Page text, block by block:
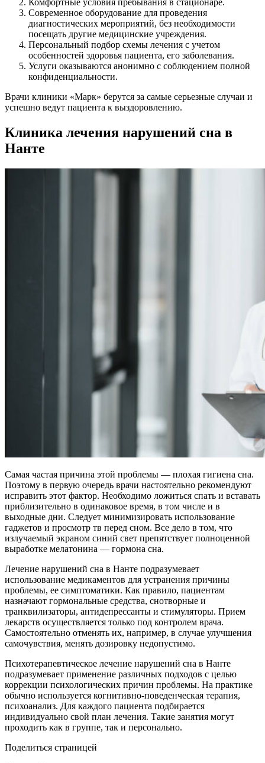
Комфортные условия пребывания в стационаре.
Современное оборудование для проведения
диагностических мероприятий, без необходимости
посещать другие медицинские учреждения.
Персональный подбор схемы лечения с учетом
особенностей здоровья пациента, его заболевания.
Услуги оказываются анонимно с соблюдением полной
конфиденциальности.
Врачи клиники «Марк» берутся за самые серьезные случаи и
успешно ведут пациента к выздоровлению.
Клиника лечения нарушений сна в
Нанте
Самая частая причина этой проблемы — плохая гигиена сна.
Поэтому в первую очередь врачи настоятельно рекомендуют
исправить этот фактор. Необходимо ложиться спать и вставать
приблизительно в одинаковое время, в том числе и в
выходные дни. Следует минимизировать использование
гаджетов и просмотр тв перед сном. Все дело в том, что
излучаемый экраном синий свет препятствует полноценной
выработке мелатонина — гормона сна.
Лечение нарушений сна в Нанте подразумевает
использование медикаментов для устранения причины
проблемы, ее симптоматики. Как правило, пациентам
назначают гормональные средства, снотворные и
транквилизаторы, антидепрессанты и стимуляторы. Прием
лекарств осуществляется только под контролем врача.
Самостоятельно отменять их, например, в случае улучшения
самочувствия, менять дозировку недопустимо.
Психотерапевтическое лечение нарушений сна в Нанте
подразумевает применение различных подходов с целью
коррекции психологических причин проблемы. На практике
обычно используется когнитивно-поведенческая терапия,
психоанализ. Для каждого пациента подбирается
индивидуально свой план лечения. Такие занятия могут
проходить как в группе, так и персонально.
Поделиться страницей